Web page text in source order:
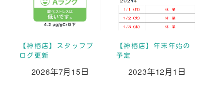
【神栖店】スタッフブ
ログ更新
投稿日
2026年7月15日
【神栖店】年末年始の
予定
投稿日
2023年12月1日